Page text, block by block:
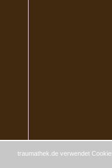
traumathek.de verwendet